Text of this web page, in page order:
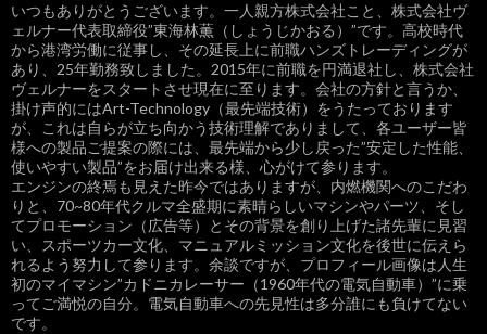
いつもありがとうございます。一人親方株式会社こと、株式会社ヴ
ェルナー代表取締役”東海林薫（しょうじかおる）”です。高校時代
から港湾労働に従事し、その延長上に前職ハンズトレーディングが
あり、25年勤務致しました。2015年に前職を円満退社し、株式会社
ヴェルナーをスタートさせ現在に至ります。会社の方針と言うか、
掛け声的にはArt-Technology（最先端技術）をうたっております
が、これは自らが立ち向かう技術理解でありまして、各ユーザー皆
様への製品ご提案の際には、最先端から少し戻った”安定した性能、
使いやすい製品”をお届け出来る様、心がけて参ります。
エンジンの終焉も見えた昨今ではありますが、内燃機関へのこだわ
りと、70~80年代クルマ全盛期に素晴らしいマシンやパーツ、そし
てプロモーション（広告等）とその背景を創り上げた諸先輩に見習
い、スポーツカー文化、マニュアルミッション文化を後世に伝えら
れるよう努力して参ります。余談ですが、プロフィール画像は人生
初のマイマシン”カドニカレーサー（1960年代の電気自動車）”に乗
ってご満悦の自分。電気自動車への先見性は多分誰にも負けてない
です。